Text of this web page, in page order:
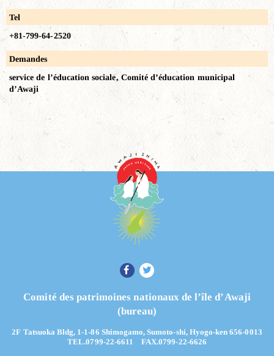
Tel
+81-799-64-2520
Demandes
service de l’éducation sociale, Comité d’éducation municipal
d’Awaji
Comité des patrimoines nationaux de l’île d’Awaji
(bureau)
2F Tatsuoka Bldg, 1-1-86 Shimogamo, Sumoto-shi, Hyogo-ken 656-0013
TEL.0799-22-6611 FAX.0799-22-6626